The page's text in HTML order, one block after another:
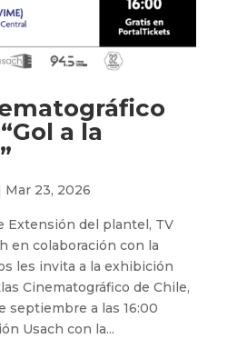
a la
Mar 23, 2026
Extensión del plantel, TV
en colaboración con la
les invita a la exhibición
Cinematográfico de Chile,
septiembre a las 16:00
Usach con la...